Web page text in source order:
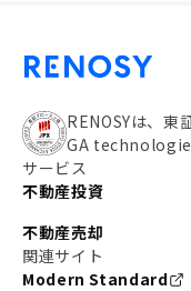
RENOSYは、東
GA
サービス
不動産投資
不動産売却
関連サイト
Modern Standard